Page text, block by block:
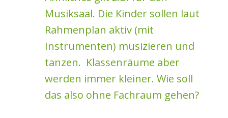
Musiksaal. Die Kinder sollen laut
Rahmenplan aktiv (mit
Instrumenten) musizieren und
tanzen. Klassenräume aber
werden immer kleiner. Wie soll
das also ohne Fachraum gehen?